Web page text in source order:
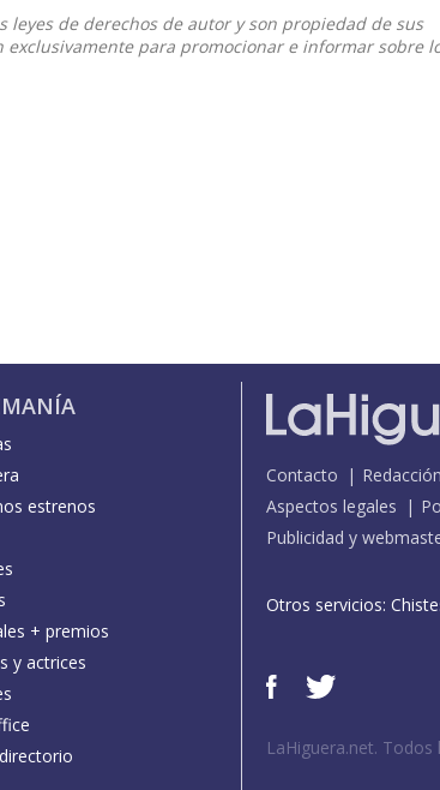
de derechos de autor y son propiedad de sus
para promocionar e informar sobre
estrenos
+ premios
y actrices
Contacto Redacción
Aspectos legales
Publicidad y
Otros servicios:
LaHiguera.net.